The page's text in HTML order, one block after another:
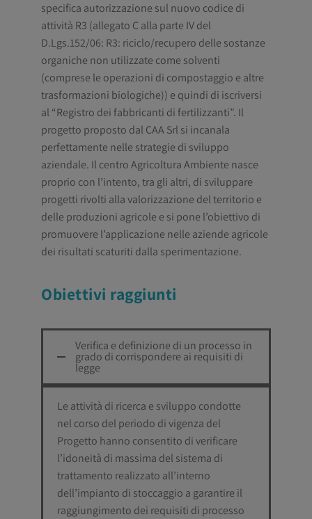
specifica autorizzazione sul nuovo codice di
attività R3 (allegato C alla parte IV del
D.Lgs.152/06: R3: riciclo/recupero delle sostanze
organiche non utilizzate come solventi
(comprese le operazioni di compostaggio e altre
trasformazioni biologiche)) e quindi di iscriversi
al “Registro dei fabbricanti di fertilizzanti”. Il
progetto proposto dal CAA Srl si incanala
perfettamente nelle strategie di sviluppo
aziendale. Il centro Agricoltura Ambiente nasce
proprio con l’intento, tra gli altri, di sviluppare
progetti rivolti alla valorizzazione del territorio e
delle produzioni agricole e si pone l’obiettivo di
promuovere l’applicazione nelle aziende agricole
dei risultati scaturiti dalla sperimentazione.
Obiettivi raggiunti
Verifica e definizione di un processo in
grado di corrispondere ai requisiti di
legge
Le attività di ricerca e sviluppo condotte
nel corso del periodo di vigenza del
Progetto hanno consentito di verificare
l’idoneità di massima del sistema di
trattamento realizzato all’interno
dell’impianto di stoccaggio a garantire il
raggiungimento dei requisiti di processo